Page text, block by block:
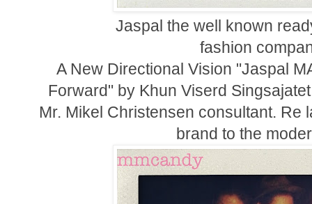
Jaspal the well known
fashion
A New Directional Vision "Jaspal
Forward" by Khun Viserd
Mr. Mikel Christensen consultant. Re
brand to the